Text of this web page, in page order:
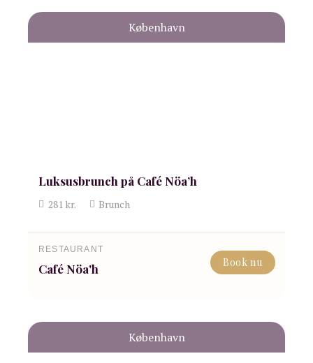
København
Luksusbrunch på Café Nöa’h
281kr. Brunch
RESTAURANT
Café Nöa'h Book nu
København